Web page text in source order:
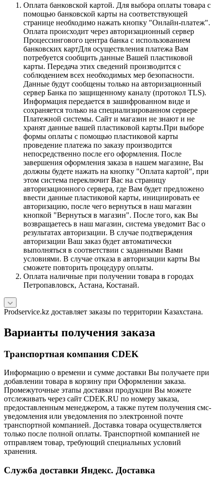
Оплата банковской картой. Для выбора оплаты товара с
помощью банковской карты на соответствующей
странице необходимо нажать кнопку "Онлайн-платеж".
Оплата происходит через авторизационный сервер
Процессингового центра банка с использованием
банковских картДля осуществления платежа Вам
потребуется сообщить данные Вашей пластиковой
карты. Передача этих сведений производится с
соблюдением всех необходимых мер безопасности.
Данные будут сообщены только на авторизационный
сервер Банка по защищенному каналу (протокол TLS).
Информация передается в зашифрованном виде и
сохраняется только на специализированном сервере
Платежной системы. Сайт и магазин не знают и не
хранят данные вашей пластиковой карты.При выборе
формы оплаты с помощью пластиковой карты
проведение платежа по заказу производится
непосредственно после его оформления. После
завершения оформления заказа в нашем магазине, Вы
должны будете нажать на кнопку "Оплата картой", при
этом система переключит Вас на страницу
авторизационного сервера, где Вам будет предложено
ввести данные пластиковой карты, инициировать ее
авторизацию, после чего вернуться в наш магазин
кнопкой "Вернуться в магазин". После того, как Вы
возвращаетесь в наш магазин, система уведомит Вас о
результатах авторизации. В случае подтверждения
авторизации Ваш заказ будет автоматически
выполняться в соответствии с заданными Вами
условиями. В случае отказа в авторизации карты Вы
сможете повторить процедуру оплаты.
Оплата наличные при получении товара в городах
Петропавловск, Астана, Костанай.
Prodservice.kz доставляет заказы по территории Казахстана.
Варианты получения заказа
Транспортная компания CDEK
Информацию о времени и сумме доставки Вы получаете при
добавлении товара в корзину при Оформлении заказа.
Промежуточные этапы доставки продукции Вы можете
отслеживать через сайт CDEK.RU по номеру заказа,
предоставленным менеджером, а также путем получения смс-
уведомления или уведомления по электронной почте
транспортной компанией. Доставка товара осуществляется
только после полной оплаты. Транспортной компанией не
отправляем товар, требующий специальных условий
хранения.
Служба доставки Яндекс. Доставка